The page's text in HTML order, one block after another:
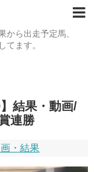
から出走予定馬、
てます。
結果・動画/
連勝
・結果